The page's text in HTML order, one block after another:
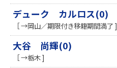
デューク カルロス(0)
［ →岡山／期限付き移籍期間満了 ]
大谷 尚輝(0)
［ →栃木 ]